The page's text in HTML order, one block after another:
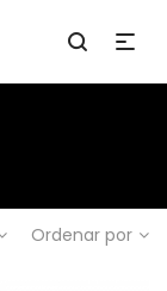
Ordenar por